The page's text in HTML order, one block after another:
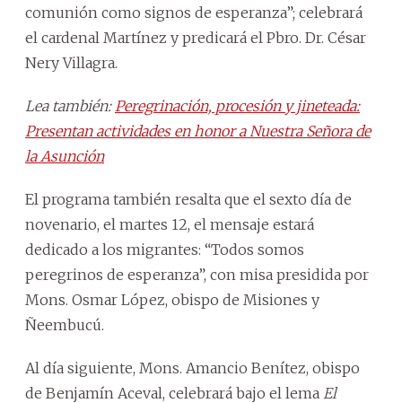
comunión como signos de esperanza”; celebrará
el cardenal Martínez y predicará el Pbro. Dr. César
Nery Villagra.
Lea también: Peregrinación, procesión y jineteada:
Presentan actividades en honor a Nuestra Señora de
la Asunción
El programa también resalta que el sexto día de
novenario, el martes 12, el mensaje estará
dedicado a los migrantes: “Todos somos
peregrinos de esperanza”, con misa presidida por
Mons. Osmar López, obispo de Misiones y
Ñeembucú.
Al día siguiente, Mons. Amancio Benítez, obispo
de Benjamín Aceval, celebrará bajo el lema El